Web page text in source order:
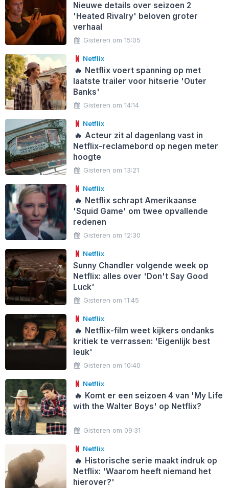
Nieuwe details over seizoen 2
'Heated Rivalry' beloven groter
verhaal
Gisteren om 15:05
Netflix
🔥 Netflix voert spanning op met
laatste trailer voor hitserie 'Outer
Banks'
Gisteren om 14:14
Netflix
🔥 Acteur zit al dagenlang vast in
Netflix-reclamebord op negen meter
hoogte
Gisteren om 13:21
Netflix
🔥 Netflix schrapt Amerikaanse
'Squid Game' om twee opvallende
redenen
Gisteren om 12:30
Netflix
Sunny Chandler volgende week op
Netflix: alles over 'Don't Say Good
Luck'
Gisteren om 11:45
Netflix
🔥 Netflix-film weet kijkers ondanks
kritiek te verrassen: 'Eigenlijk best
leuk'
Gisteren om 10:40
Netflix
🔥 Komt er een seizoen 4 van 'My Life
with the Walter Boys' op Netflix?
Gisteren om 09:31
Netflix
🔥 Historische serie maakt indruk op
Netflix: 'Waarom heeft niemand het
hierover?'